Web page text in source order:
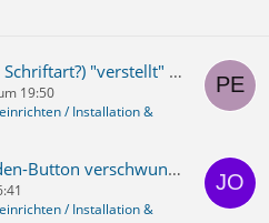
78.9.0 Schriftgröße (auch Schriftart?) "verstellt" sich
19:50
/ Installation &
Thunderbird 60.6.1: Senden-Button verschwunden
/ Installation &